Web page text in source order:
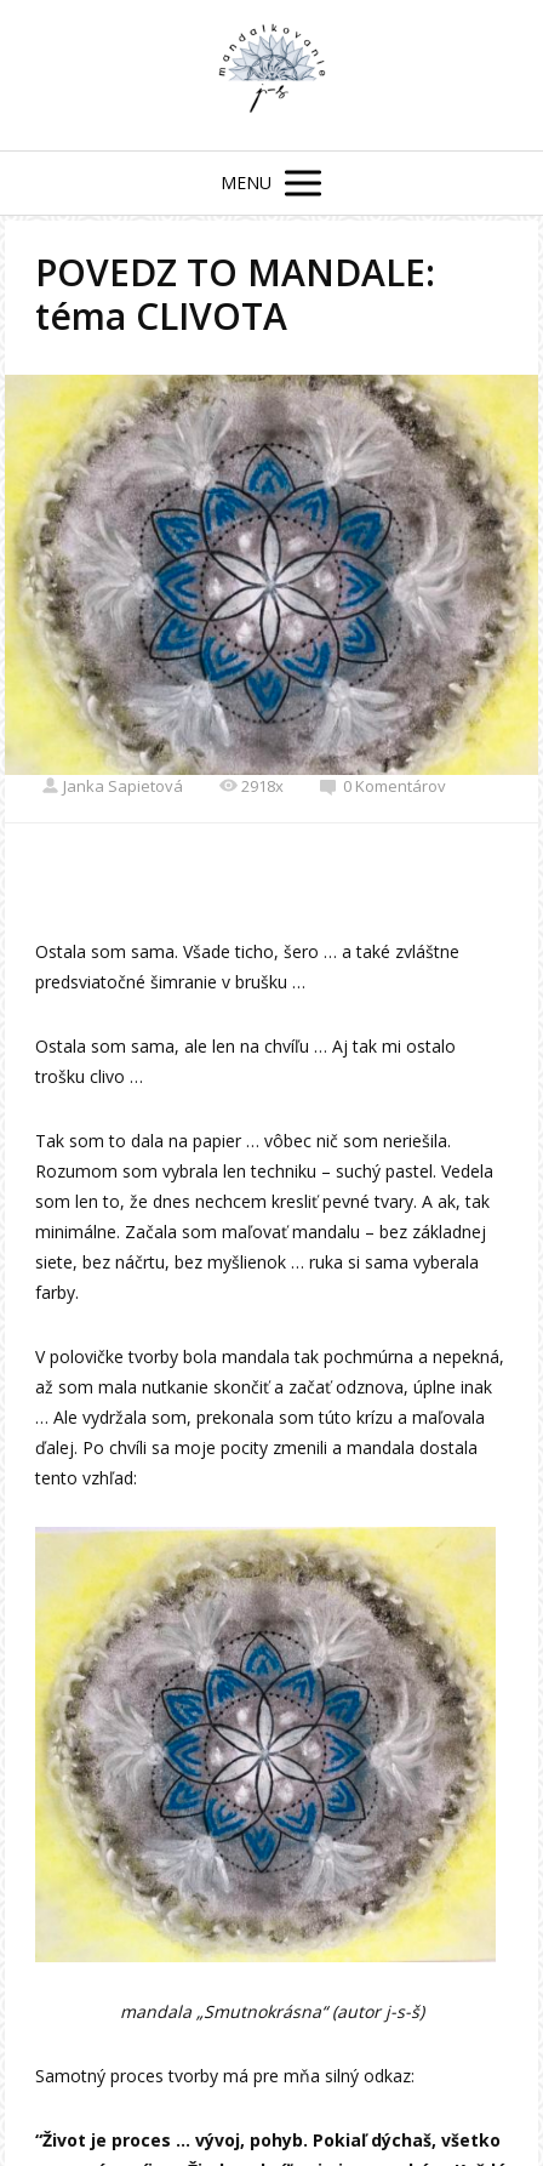
MENU
POVEDZ TO MANDALE:
téma CLIVOTA
Janka Sapietová 2918x 0 Komentárov
Ostala som sama. Všade ticho, šero … a také zvláštne
predsviatočné šimranie v brušku …
Ostala som sama, ale len na chvíľu … Aj tak mi ostalo
trošku clivo …
Tak som to dala na papier … vôbec nič som neriešila.
Rozumom som vybrala len techniku – suchý pastel. Vedela
som len to, že dnes nechcem kresliť pevné tvary. A ak, tak
minimálne. Začala som maľovať mandalu – bez základnej
siete, bez náčrtu, bez myšlienok … ruka si sama vyberala
farby.
V polovičke tvorby bola mandala tak pochmúrna a nepekná,
až som mala nutkanie skončiť a začať odznova, úplne inak
… Ale vydržala som, prekonala som túto krízu a maľovala
ďalej. Po chvíli sa moje pocity zmenili a mandala dostala
tento vzhľad:
mandala „Smutnokrásna“ (autor j-s-š)
Samotný proces tvorby má pre mňa silný odkaz:
“Život je proces … vývoj, pohyb. Pokiaľ dýchaš, všetko